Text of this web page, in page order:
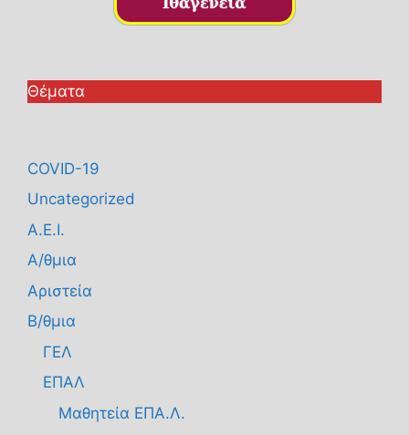
Θέματα
COVID-19
Uncategorized
Α.Ε.Ι.
Α/θμια
Αριστεία
Β/θμια
ΓΕΛ
ΕΠΑΛ
Μαθητεία ΕΠΑ.Λ.